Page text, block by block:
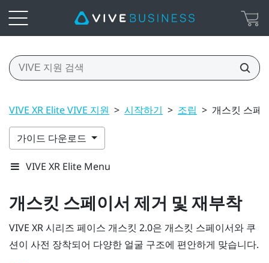
VIVE XR Elite VIVE 지원 > 시작하기 > 조립 > 개스킷 스페
가이드 다운로드
VIVE XR Elite Menu
개스킷 스페이서 제거 및 재부착
VIVE XR 시리즈 페이스 개스킷 2.0은 개스킷 스페이서와 쿠
션이 사전 장착되어 다양한 얼굴 구조에 편안하게 맞습니다.